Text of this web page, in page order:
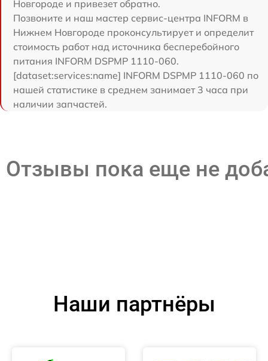
Новгороде и привезет обратно.
Позвоните и наш мастер сервис-центра INFORM в
Нижнем Новгороде проконсультирует и определит
стоимость работ над источника бесперебойного
питания INFORM DSPMP 1110-060.
[dataset:services:name] INFORM DSPMP 1110-060 по
нашей статистике в среднем занимает 3 часа при
наличии запчастей.
Отзывы пока еще не
Наши партнёры